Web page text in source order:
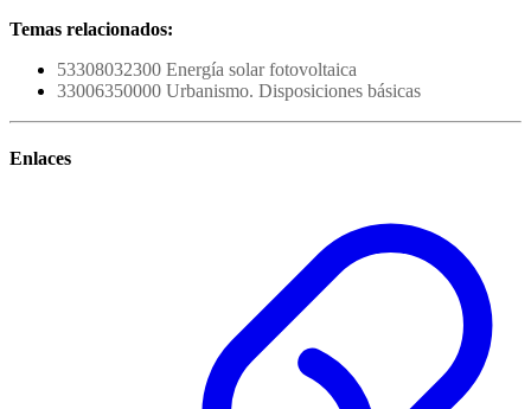
Temas relacionados:
53308032300 Energía solar fotovoltaica
33006350000 Urbanismo. Disposiciones básicas
Enlaces